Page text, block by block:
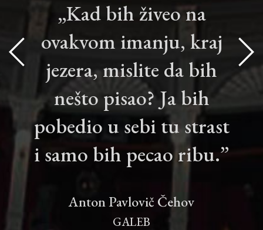
„Kad bih živeo na
ovakvom imanju, kraj
jezera, mislite da bih
nešto pisao? Ja bih
pobedio u sebi tu strast
i samo bih pecao ribu.”
Anton Pavlovič Čehov
GALEB